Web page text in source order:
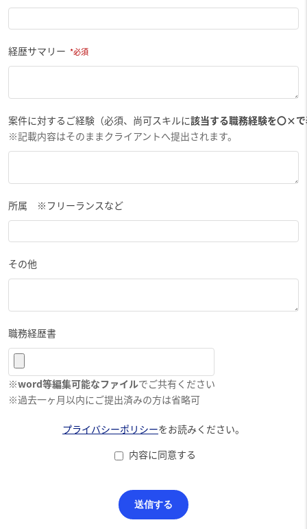
経歴サマリー
案件に対するご経験（必須、尚可スキルに該当する職務経験を〇×
※記載内容はそのままクライアントへ提出されます。
所属 ※フリーランスなど
その他
職務経歴書
※word等編集可能なファイルでご共有ください
※過去一ヶ月以内にご提出済みの方は省略可
プライバシーポリシーをお読みください。
内容に同意する